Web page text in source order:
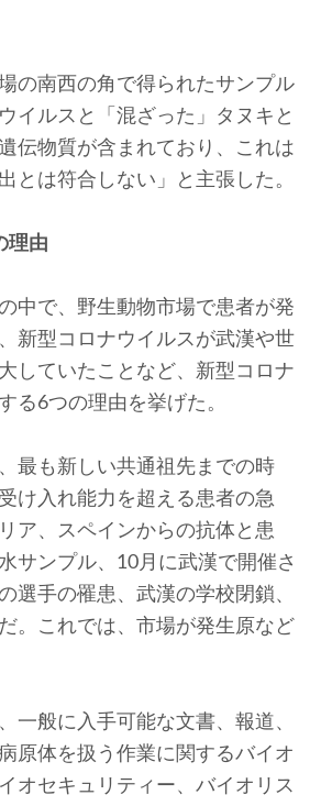
の南西の角で得られたサンプル
イルスと「混ざった」タヌキと
伝物質が含まれており、これは
とは符合しない」と主張した。
理由
中で、野生動物市場で患者が発
新型コロナウイルスが武漢や世
していたことなど、新型コロナ
る6つの理由を挙げた。
最も新しい共通祖先までの時
け入れ能力を超える患者の急
ア、スペインからの抗体と患
サンプル、10月に武漢で開催さ
選手の罹患、武漢の学校閉鎖、
。これでは、市場が発生原など
一般に入手可能な文書、報道、
原体を扱う作業に関するバイオ
オセキュリティー、バイオリス